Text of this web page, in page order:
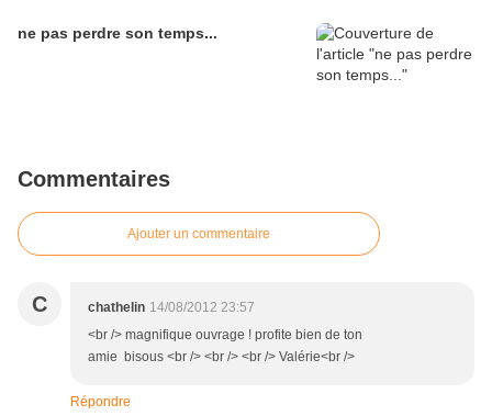
ne pas perdre son temps...
Commentaires
Ajouter un commentaire
C chathelin 14/08/2012 23:57
<br /> magnifique ouvrage ! profite bien de ton
amie bisous <br /> <br /> <br /> Valérie<br />
Répondre